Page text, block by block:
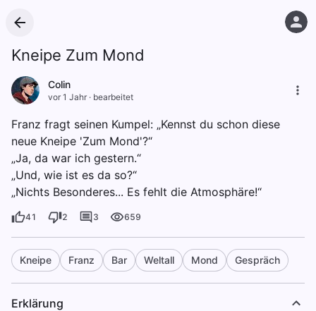
Kneipe Zum Mond
Colin
vor 1 Jahr · bearbeitet
Franz fragt seinen Kumpel: „Kennst du schon diese
neue Kneipe 'Zum Mond'?“
„Ja, da war ich gestern.“
„Und, wie ist es da so?“
„Nichts Besonderes... Es fehlt die Atmosphäre!“
41 2 3 659
Kneipe Franz Bar Weltall Mond Gespräch
Erklärung